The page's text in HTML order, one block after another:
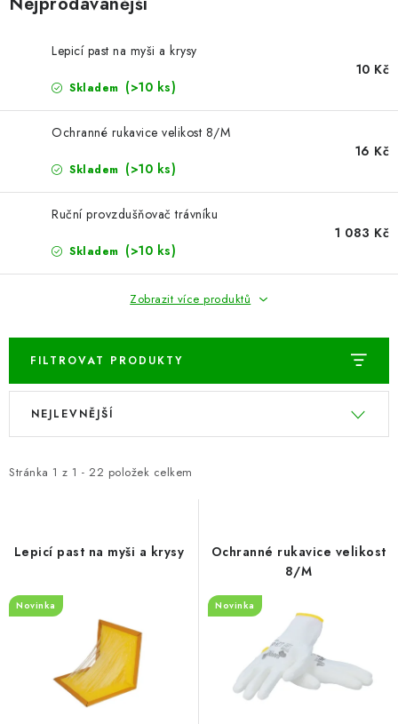
PARKOVACÍ BLOKÁDY
AKCE A SLEVY
NOVINKY
B2B - VELKOOBCHOD
BLOG
Kontakty Hodnocení obchodu
Často kladené dotazy
Cookies
Bezpečnostní certifikáty Moje objednávka
Lepicí past na myši a krysy
Skladem (>10 ks)
10 Kč
Ochranné rukavice velikost 8/M
Skladem (>10 ks)
16 Kč
Ruční provzdušňovač trávníku
Skladem (>10 ks)
1 083 Kč
Zobrazit více produktů
FILTROVAT PRODUKTY
V
i
r
d
u
Stránka 1 z 1 - 22 položek celkem
Ř
e
p
o
d
NEJLEVNĚJŠÍ
Lepicí past na myši a krysy
Novinka
Ochranné rukavice velikost
8/M
Novinka